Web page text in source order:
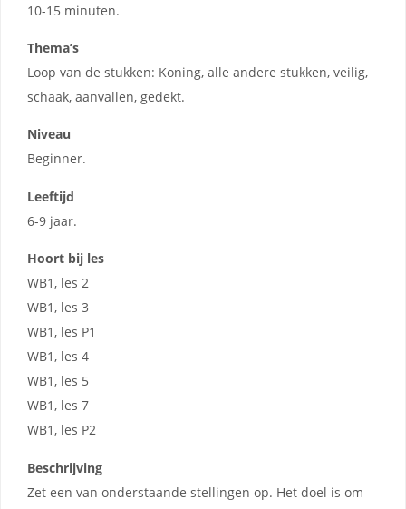
10-15 minuten.
Thema’s
Loop van de stukken: Koning, alle andere stukken, veilig,
schaak, aanvallen, gedekt.
Niveau
Beginner.
Leeftijd
6-9 jaar.
Hoort bij les
WB1, les 2
WB1, les 3
WB1, les P1
WB1, les 4
WB1, les 5
WB1, les 7
WB1, les P2
Beschrijving
Zet een van onderstaande stellingen op. Het doel is om